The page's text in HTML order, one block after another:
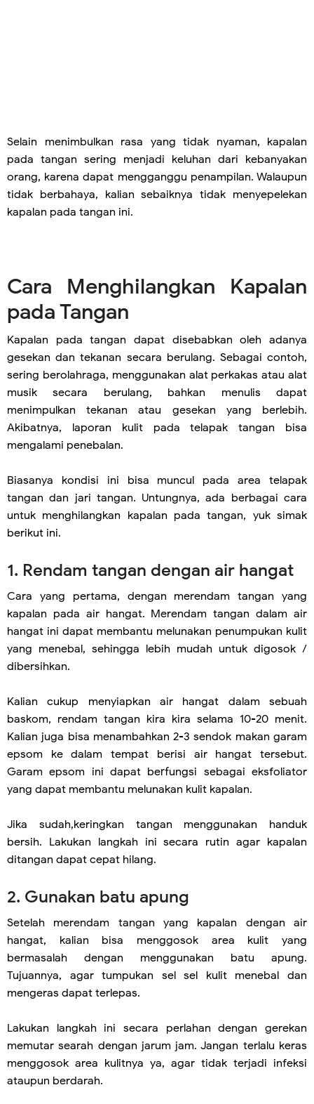
Selain menimbulkan rasa yang tidak nyaman, kapalan
pada tangan sering menjadi keluhan dari kebanyakan
orang, karena dapat mengganggu penampilan. Walaupun
tidak berbahaya, kalian sebaiknya tidak menyepelekan
kapalan pada tangan ini.
Cara Menghilangkan Kapalan
pada Tangan
Kapalan pada tangan dapat disebabkan oleh adanya
gesekan dan tekanan secara berulang. Sebagai contoh,
sering berolahraga, menggunakan alat perkakas atau alat
musik secara berulang, bahkan menulis dapat
menimpulkan tekanan atau gesekan yang berlebih.
Akibatnya, laporan kulit pada telapak tangan bisa
mengalami penebalan.
Biasanya kondisi ini bisa muncul pada area telapak
tangan dan jari tangan. Untungnya, ada berbagai cara
untuk menghilangkan kapalan pada tangan, yuk simak
berikut ini.
1. Rendam tangan dengan air hangat
Cara yang pertama, dengan merendam tangan yang
kapalan pada air hangat. Merendam tangan dalam air
hangat ini dapat membantu melunakan penumpukan kulit
yang menebal, sehingga lebih mudah untuk digosok /
dibersihkan.
Kalian cukup menyiapkan air hangat dalam sebuah
baskom, rendam tangan kira kira selama 10-20 menit.
Kalian juga bisa menambahkan 2-3 sendok makan garam
epsom ke dalam tempat berisi air hangat tersebut.
Garam epsom ini dapat berfungsi sebagai eksfoliator
yang dapat membantu melunakan kulit kapalan.
Jika sudah,keringkan tangan menggunakan handuk
bersih. Lakukan langkah ini secara rutin agar kapalan
ditangan dapat cepat hilang.
2. Gunakan batu apung
Setelah merendam tangan yang kapalan dengan air
hangat, kalian bisa menggosok area kulit yang
bermasalah dengan menggunakan batu apung.
Tujuannya, agar tumpukan sel sel kulit menebal dan
mengeras dapat terlepas.
Lakukan langkah ini secara perlahan dengan gerekan
memutar searah dengan jarum jam. Jangan terlalu keras
menggosok area kulitnya ya, agar tidak terjadi infeksi
ataupun berdarah.